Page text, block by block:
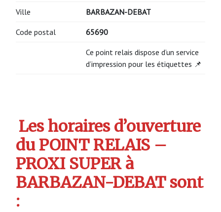
Ville BARBAZAN-DEBAT
Code postal 65690
Ce point relais dispose d’un service
d’impression pour les étiquettes 📌
Les horaires d’ouverture
du POINT RELAIS –
PROXI SUPER à
BARBAZAN-DEBAT sont
: